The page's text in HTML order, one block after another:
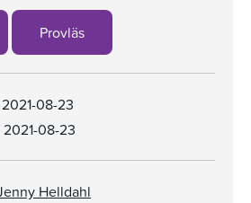
Provläs
2021-08-23
2021-08-23
Helldahl